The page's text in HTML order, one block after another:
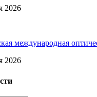
2026
международная
2026